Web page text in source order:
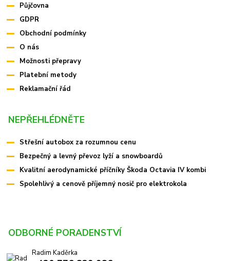
Půjčovna
GDPR
Obchodní podmínky
O nás
Možnosti přepravy
Platební metody
Reklamační řád
NEPŘEHLÉDNĚTE
Střešní autobox za rozumnou cenu
Bezpečný a levný převoz lyží a snowboardů
Kvalitní aerodynamické příčníky Škoda Octavia IV kombi
Spolehlivý a cenově příjemný nosič pro elektrokola
ODBORNÉ PORADENSTVÍ
Radim Kaděrka